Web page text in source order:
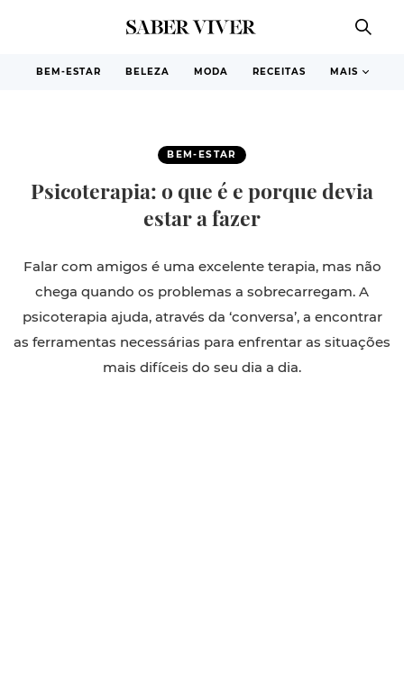
BEM-ESTAR BELEZA MODA RECEITAS MAIS
BEM-ESTAR
Psicoterapia: o que é e porque devia
estar a fazer
Falar com amigos é uma excelente terapia, mas não
chega quando os problemas a sobrecarregam. A
psicoterapia ajuda, através da ‘conversa’, a encontrar
as ferramentas necessárias para enfrentar as situações
mais difíceis do seu dia a dia.